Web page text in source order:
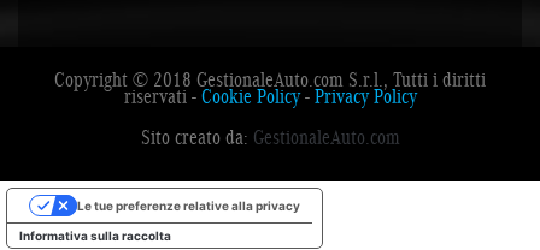
Copyright © 2018 GestionaleAuto.com S.r.l., Tutti i diritti
riservati -Cookie Policy-Privacy Policy
Sito creato da: GestionaleAuto.com
Informativa sulla raccolta
Le tue preferenze relative alla privacy